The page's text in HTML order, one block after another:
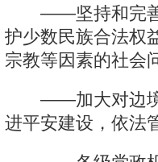
——坚持和完善
护少数民族合法权
宗教等因素的社会
——加大对边境
进平安建设，依法